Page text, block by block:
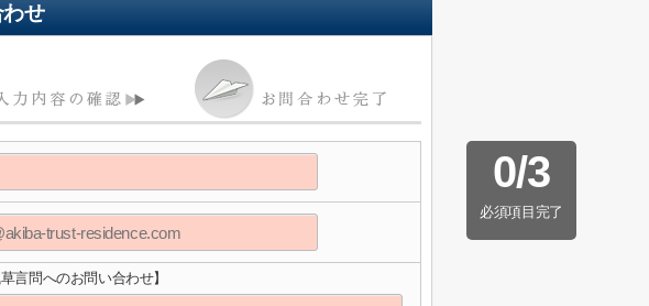
せ
0/3
必須項目完了
言問へのお問い合わせ】